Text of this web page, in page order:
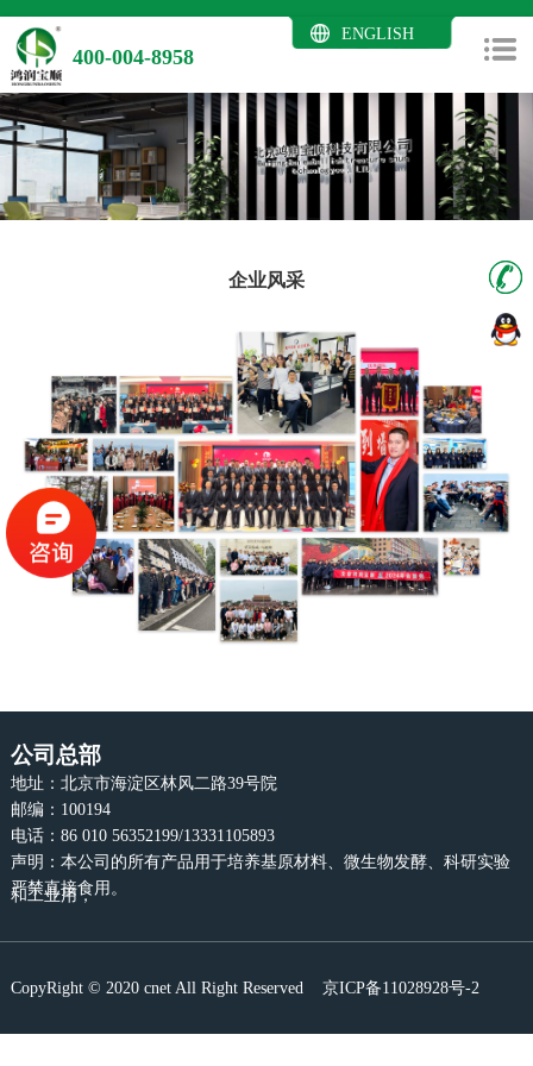
400-004-8958
ENGLISH
企业风采
公司总部
地址：北京市海淀区林风二路39号院
邮编：100194
电话：86 010 56352199/13331105893
声明：本公司的所有产品用于培养基原材料、微生物发酵、科研实验
和工业用，
严禁直接食用。
CopyRight © 2020 cnet All Right Reserved 京ICP备11028928号-2